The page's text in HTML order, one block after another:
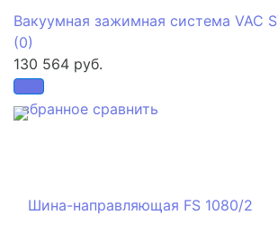
избранное сравнить
Вакуумная зажимная система VAC
(0)
130 564 руб.